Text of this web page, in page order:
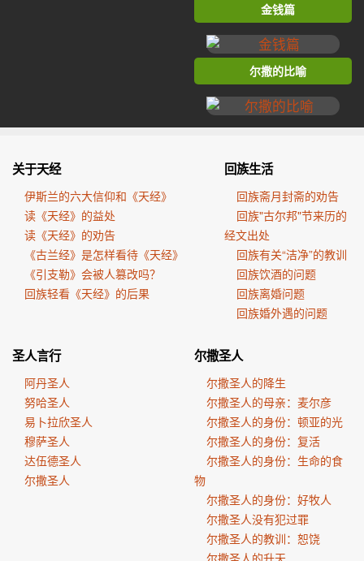
金钱篇
尔撒的比喻
关于天经
伊斯兰的六大信仰和《天经》
读《天经》的益处
读《天经》的劝告
《古兰经》是怎样看待《天经》
《引支勒》会被人篡改吗？
回族轻看《天经》的后果
回族生活
回族斋月封斋的劝告
回族"古尔邦"节来历的
经文出处
回族有关“洁净”的教训
回族饮酒的问题
回族离婚问题
回族婚外遇的问题
圣人言行
阿丹圣人
努哈圣人
易卜拉欣圣人
穆萨圣人
达伍德圣人
尔撒圣人
尔撒圣人
尔撒圣人的降生
尔撒圣人的母亲：麦尔彦
尔撒圣人的身份：顿亚的光
尔撒圣人的身份：复活
尔撒圣人的身份：生命的食
物
尔撒圣人的身份：好牧人
尔撒圣人没有犯过罪
尔撒圣人的教训：恕饶